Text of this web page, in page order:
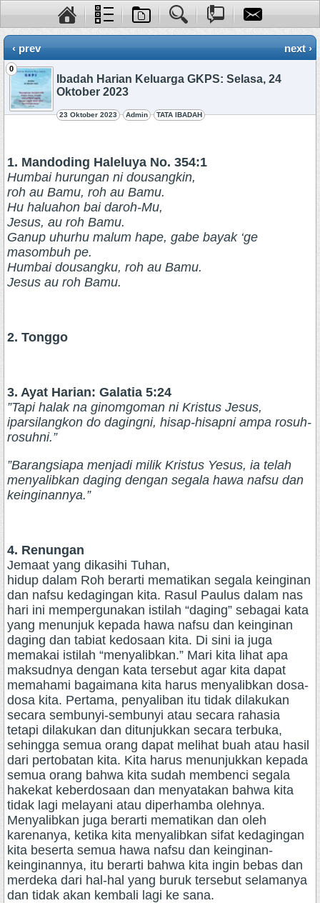
‹ prev next ›
0
Ibadah Harian Keluarga GKPS: Selasa, 24
Oktober 2023
23 Oktober 2023 Admin TATA IBADAH
1. Mandoding Haleluya No. 354:1
Humbai hurungan ni dousangkin,
roh au Bamu, roh au Bamu.
Hu haluahon bai daroh-Mu,
Jesus, au roh Bamu.
Ganup uhurhu malum hape, gabe bayak ‘ge
masombuh pe.
Humbai dousangku, roh au Bamu.
Jesus au roh Bamu.
2. Tonggo
3. Ayat Harian: Galatia 5:24
‭‭”Tapi halak na ginomgoman ni Kristus Jesus,
iparsilangkon do dagingni, hisap-hisapni ampa rosuh-
rosuhni.”
‭‭”Barangsiapa menjadi milik Kristus Yesus, ia telah
menyalibkan daging dengan segala hawa nafsu dan
keinginannya.”
4. Renungan
Jemaat yang dikasihi Tuhan,
hidup dalam Roh berarti mematikan segala keinginan
dan nafsu kedagingan kita. Rasul Paulus dalam nas
hari ini mempergunakan istilah “daging” sebagai kata
yang menunjuk kepada hawa nafsu dan keinginan
daging dan tabiat kedosaan kita. Di sini ia juga
memakai istilah “menyalibkan.” Mari kita lihat apa
maksudnya dengan kata tersebut agar kita dapat
memahami bagaimana kita harus menyalibkan dosa-
dosa kita. Pertama, penyaliban itu tidak dilakukan
secara sembunyi-sembunyi atau secara rahasia
tetapi dilakukan dan ditunjukkan secara terbuka,
sehingga semua orang dapat melihat buah atau hasil
dari pertobatan kita. Kita harus menunjukkan kepada
semua orang bahwa kita sudah membenci segala
hakekat keberdosaan dan menyatakan bahwa kita
tidak lagi melayani atau diperhamba olehnya.
Menyalibkan juga berarti mematikan dan oleh
karenanya, ketika kita menyalibkan sifat kedagingan
kita beserta semua hawa nafsu dan keinginan-
keinginannya, itu berarti bahwa kita ingin bebas dan
merdeka dari hal-hal yang buruk tersebut selamanya
dan tidak akan kembali lagi ke sana.